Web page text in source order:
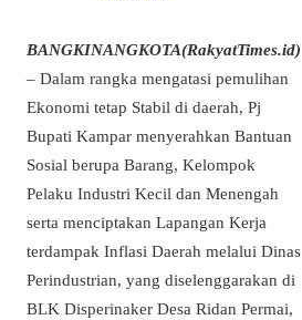
BANGKINANGKOTA(RakyatTimes.id)
– Dalam rangka mengatasi pemulihan
Ekonomi tetap Stabil di daerah, Pj
Bupati Kampar menyerahkan Bantuan
Sosial berupa Barang, Kelompok
Pelaku Industri Kecil dan Menengah
serta menciptakan Lapangan Kerja
terdampak Inflasi Daerah melalui Dinas
Perindustrian, yang diselenggarakan di
BLK Disperinaker Desa Ridan Permai,